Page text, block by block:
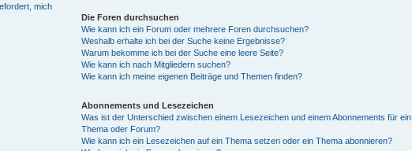
mich
Die Foren durchsuchen
Wie kann ich ein Forum oder mehrere Foren durchsuchen?
Weshalb erhalte ich bei der Suche keine Ergebnisse?
Warum bekomme ich bei der Suche eine leere Seite?
Wie kann ich nach Mitgliedern suchen?
Wie kann ich meine eigenen Beiträge und Themen finden?
Abonnements und Lesezeichen
Was ist der Unterschied zwischen einem Lesezeichen und einem Abonnements für ein
Thema oder Forum?
Wie kann ich ein Lesezeichen auf ein Thema setzen oder ein Thema abonnieren?